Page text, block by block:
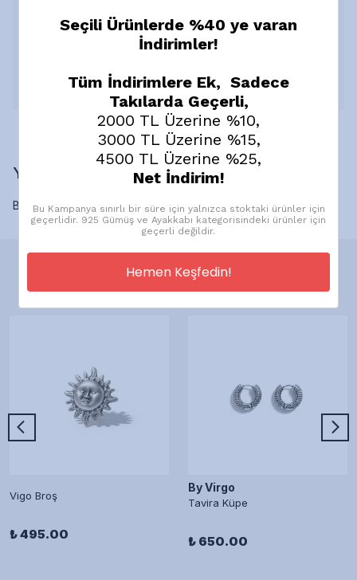
Bu ürün, mercan, doğal inciler ve altın kaplama pirinç
kullanılarak el işçiliğiyle, özel olarak, sınırlı sayıda üretilmiştir.
Devamını Göster
Yorumlar
Bu ürün için henüz yorum yapılmamış.
Önerilen Ürünler
Vigo Broş
₺ 495.00
By Virgo
Tavira Küpe
₺ 650.00
Seçili Ürünlerde %40 ye varan
İndirimler!
Tüm İndirimlere Ek, Sadece
Takılarda Geçerli,
2000 TL Üzerine %10,
3000 TL Üzerine %15,
4500 TL Üzerine %25,
Net İndirim!
Bu Kampanya sınırlı bir süre için yalnızca stoktaki ürünler için
geçerlidir. 925 Gümüş ve Ayakkabı kategorisindeki ürünler için
geçerli değildir.
Hemen Keşfedin!